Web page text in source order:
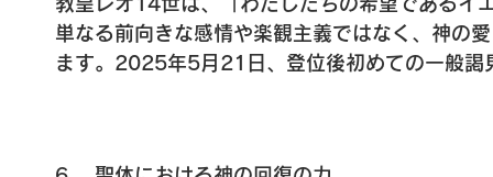
神の平和が確かに注がれていくと語られていま
単なる前向きな感情や楽観主義ではなく、神の
ます。2025年5月21日、登位後初めての一般謁